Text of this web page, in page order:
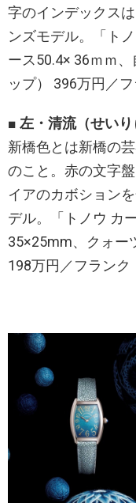
字のインデックス
ンズモデル。「ト
ース50.4× 36ｍｍ
ップ） 396万円／
■ 左・清流（せい
新橋色とは新橋の
のこと。赤の文字
イアのカボション
デル。「トノウ カ
35×25mm、クォー
198万円／フランク